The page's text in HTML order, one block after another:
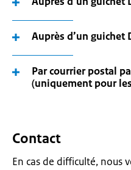
Auprès d’un guichet
Par courrier postal
(uniquement pour
Contact
En cas de difficulté, nous